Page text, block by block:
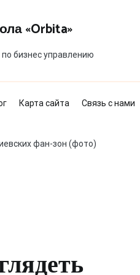
«Orbita»
бизнес управлению
Карта сайта Связь с нами
фан-зон (фото)